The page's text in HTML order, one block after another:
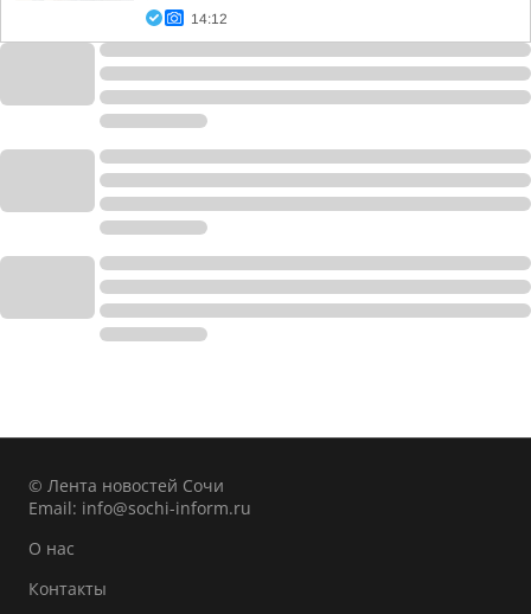
14:12
© Лента новостей Сочи
Email: info@sochi-inform.ru
О нас
Контакты